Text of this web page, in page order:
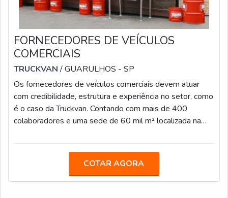
FORNECEDORES DE VEÍCULOS
COMERCIAIS
TRUCKVAN/ GUARULHOS - SP
Os fornecedores de veículos comerciais devem atuar
com credibilidade, estrutura e experiência no setor, como
é o caso da Truckvan. Contando com mais de 400
colaboradores e uma sede de 60 mil m² localizada na
Guarulhos (SP), a empresa desenvolve soluções para
DIVERSAS FUNÇÕESA Truckvan já desenvolveu
projetos itinerantes para grandes marcas, como
COTAR AGORA